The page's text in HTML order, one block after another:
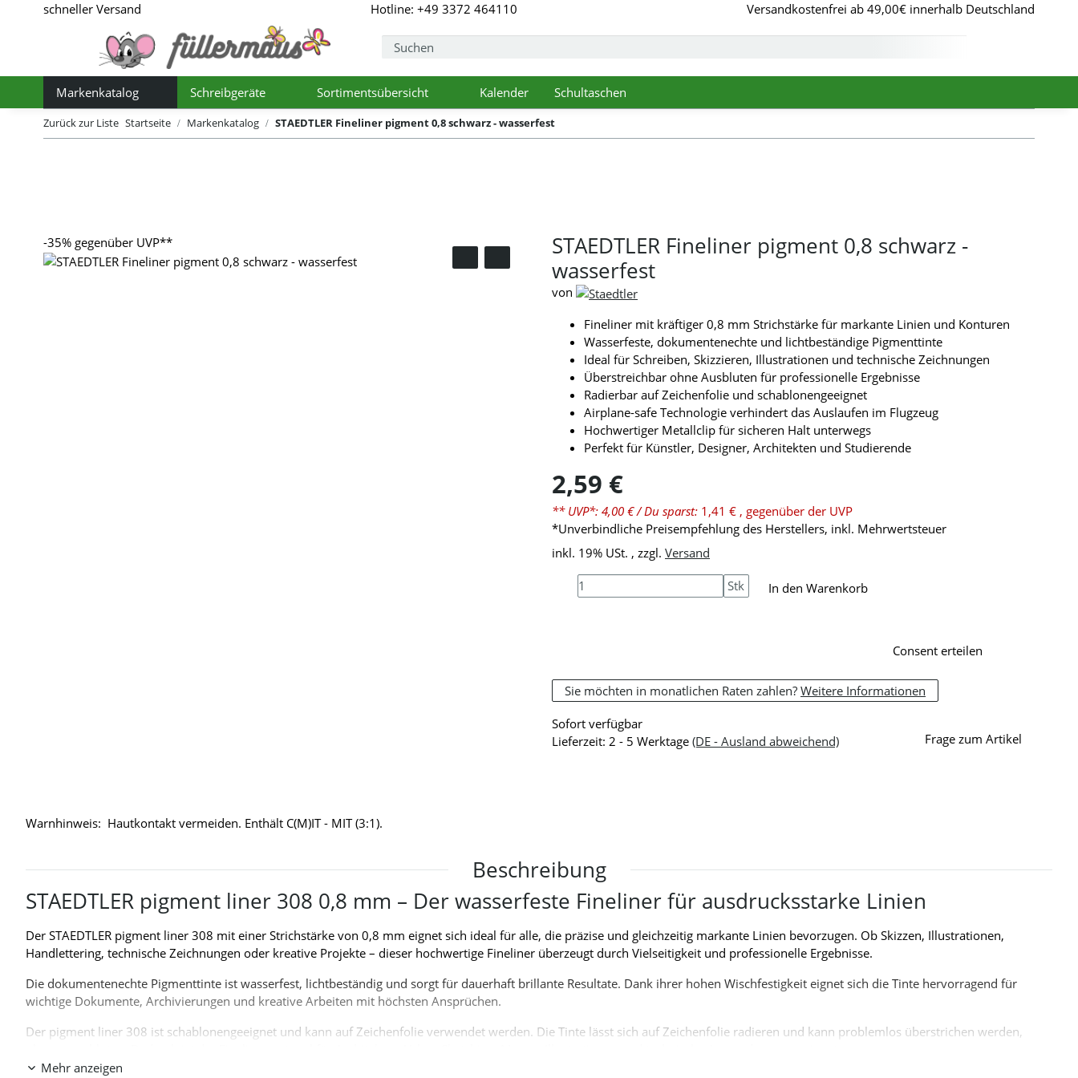
schneller Versand Hotline: +49 3372 464110 Versandkostenfrei ab 49,00€ innerhalb Deutschland
Markenkatalog
Toggle Dropdown
Schreibgeräte
Toggle Dropdown
Sortimentsübersicht
Toggle Dropdown
Kalender Schultaschen
Zurück zur Liste Startseite Markenkatalog STAEDTLER Fineliner pigment 0,8 schwarz - wasserfest
-35% gegenüber UVP**
STAEDTLER Fineliner pigment 0,8 schwarz -
wasserfest
von
Fineliner mit kräftiger 0,8 mm Strichstärke für markante Linien und Konturen
Wasserfeste, dokumentenechte und lichtbeständige Pigmenttinte
Ideal für Schreiben, Skizzieren, Illustrationen und technische Zeichnungen
Überstreichbar ohne Ausbluten für professionelle Ergebnisse
Radierbar auf Zeichenfolie und schablonengeeignet
Airplane-safe Technologie verhindert das Auslaufen im Flugzeug
Hochwertiger Metallclip für sicheren Halt unterwegs
Perfekt für Künstler, Designer, Architekten und Studierende
2,59 €
** UVP*: 4,00 € / Du sparst: 1,41 € , gegenüber der UVP
*Unverbindliche Preisempfehlung des Herstellers, inkl. Mehrwertsteuer
inkl. 19% USt. , zzgl. Versand
Stk In den Warenkorb
Consent erteilen
Sie möchten in monatlichen Raten zahlen? Weitere Informationen
Sofort verfügbar
Lieferzeit: 2 - 5 Werktage (DE - Ausland abweichend) Frage zum Artikel
Warnhinweis: Hautkontakt vermeiden. Enthält C(M)IT - MIT (3:1).
Beschreibung
STAEDTLER pigment liner 308 0,8 mm – Der wasserfeste Fineliner für ausdrucksstarke Linien
Der STAEDTLER pigment liner 308 mit einer Strichstärke von 0,8 mm eignet sich ideal für alle, die präzise und gleichzeitig markante Linien bevorzugen. Ob Skizzen, Illustrationen,
Handlettering, technische Zeichnungen oder kreative Projekte – dieser hochwertige Fineliner überzeugt durch Vielseitigkeit und professionelle Ergebnisse.
Die dokumentenechte Pigmenttinte ist wasserfest, lichtbeständig und sorgt für dauerhaft brillante Resultate. Dank ihrer hohen Wischfestigkeit eignet sich die Tinte hervorragend für
wichtige Dokumente, Archivierungen und kreative Arbeiten mit höchsten Ansprüchen.
Der pigment liner 308 ist schablonengeeignet und kann auf Zeichenfolie verwendet werden. Die Tinte lässt sich auf Zeichenfolie radieren und kann problemlos überstrichen werden,
Mehr anzeigen